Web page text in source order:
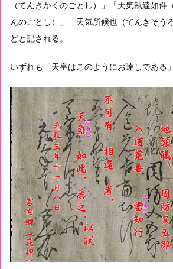
（てんきかくのごとし）」「天気執達如件
んのごとし）」「天気所候也（てんきそう
どと記される。
いずれも「天皇はこのようにお達しである